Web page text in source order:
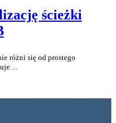
ścieżki
różni się od prostego